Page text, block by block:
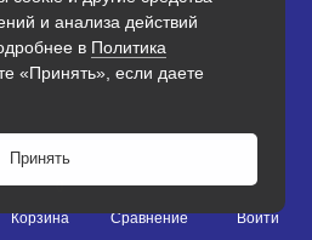
Корзина
0
Сравнение
Войти
и анализа действий
в Политика
«Принять», если даете
Принять